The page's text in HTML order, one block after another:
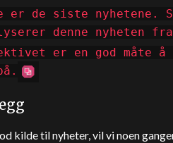
er de siste nyhetene.
denne
er en god måte
kilde til nyheter, vil vi noen